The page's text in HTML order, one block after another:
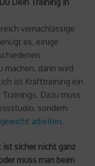
Dein Training in
vernachlässige
es, einige
machen, dann wird
ist Krafttraining ein
Dazu muss
sondern
arbeiten.
ist sicher nicht ganz
muss man beim